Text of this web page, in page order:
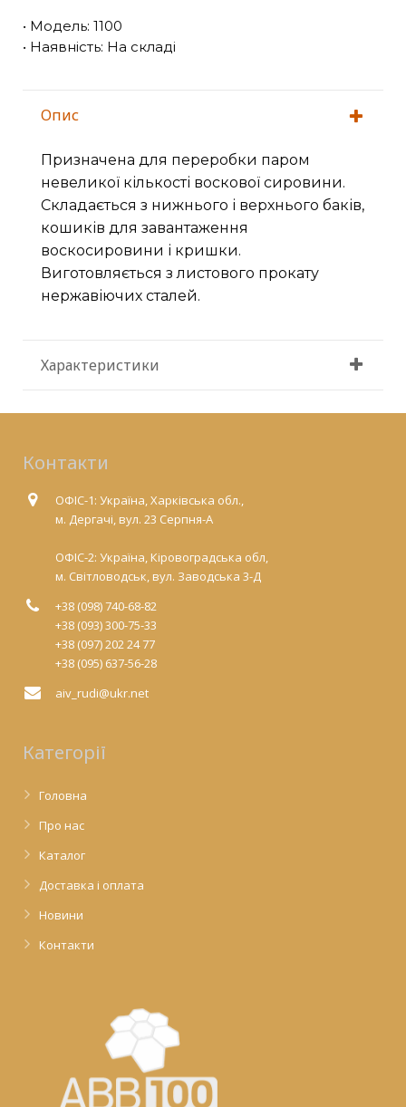
• Модель: 1100
• Наявність: На складі
Опис
Призначена для переробки паром
невеликої кількості воскової сировини.
Складається з нижнього і верхнього баків,
кошиків для завантаження
воскосировини і кришки.
Виготовляється з листового прокату
нержавіючих сталей.
Характеристики
Контакти
ОФІС-1: Україна, Харківська обл.,
м. Дергачі, вул. 23 Серпня-А
ОФІС-2: Україна, Кіровоградська обл,
м. Світловодськ, вул. Заводська 3-Д
+38 (098) 740-68-82
+38 (093) 300-75-33
+38 (097) 202 24 77
+38 (095) 637-56-28
aiv_rudi@ukr.net
Категорії
Головна
Про нас
Каталог
Доставка і оплата
Новини
Контакти